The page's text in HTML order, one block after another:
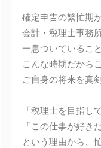
確定申告の繁忙期
会計・税理士事務
一息ついているこ
こんな時期だからこ
ご自身の将来を真
「税理士を目指し
「この仕事が好き
という理由から、